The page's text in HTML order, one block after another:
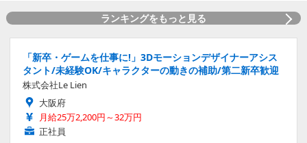
ランキングをもっと見る
「新卒・ゲームを仕事に!」3Dモーションデザイナーアシス
タント/未経験OK/キャラクターの動きの補助/第二新卒歓迎
株式会社Le Lien
大阪府
月給25万2,200円～32万円
正社員